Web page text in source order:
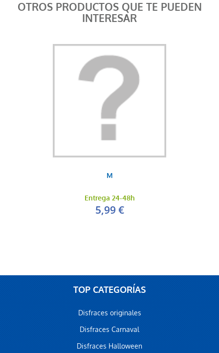
OTROS PRODUCTOS QUE TE PUEDEN
INTERESAR
M
Entrega 24-48h
5,99 €
TOP CATEGORÍAS
Disfraces originales
Disfraces Carnaval
Disfraces Halloween